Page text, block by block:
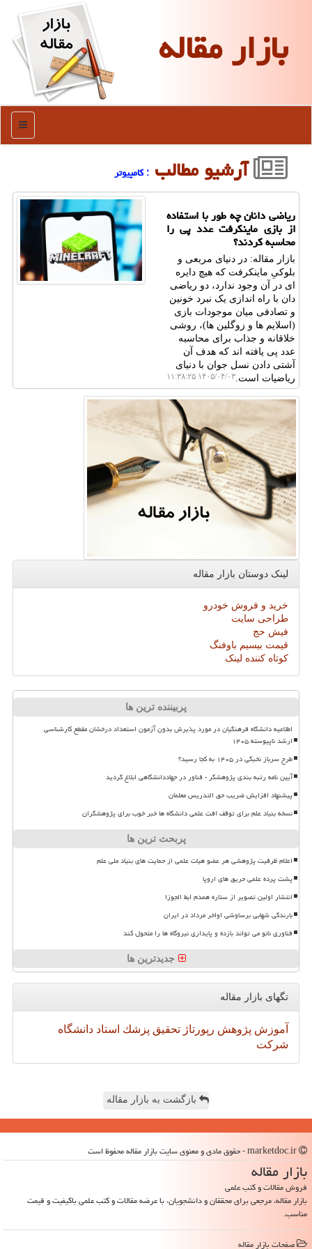
بازار مقاله
منو
آرشیو مطالب : كامپیوتر
ریاضی دانان چه طور با استفاده
از بازی ماینکرفت عدد پی را
محاسبه کردند؟
بازار مقاله: در دنیای مربعی و
بلوکیِ ماینکرفت که هیچ دایره
ای در آن وجود ندارد، دو ریاضی
دان با راه اندازی یک نبرد خونین
و تصادفی میان موجودات بازی
(اسلایم ها و زوگلین ها)، روشی
خلاقانه و جذاب برای محاسبه
عدد پی یافته اند که هدف آن
آشتی دادن نسل جوان با دنیای
ریاضیات است.۱۴۰۵/۰۴/۰۳ ۱۱:۳۸:۲۵
لینک دوستان بازار مقاله
خرید و فروش خودرو
طراحی سایت
فیش حج
قیمت بیسیم باوفنگ
کوتاه کننده لینک
پربیننده ترین ها
اطلاعیه دانشگاه فرهنگیان در مورد پذیرش بدون آزمون استعداد درخشان مقطع کارشناسی
ارشد ناپیوسته ۱۴۰۵
طرح سرباز نخبگی در ۱۴۰۵ به کجا رسید؟
آیین نامه رتبه بندی پژوهشگر - فناور در جهاددانشگاهی ابلاغ گردید
پیشنهاد افزایش ضریب حق التدریس معلمان
نسخه بنیاد علم برای توقف افت علمی دانشگاه ها خبر خوب برای پژوهشگران
پربحث ترین ها
اعلام ظرفیت پژوهشی هر عضو هیات علمی از حمایت های بنیاد ملی علم
پشت پرده علمی حریق های اروپا
انتشار اولین تصویر از ستاره همدم ابط الجوزا
بارندگی شهابی برساوشی اواخر مرداد در ایران
فناوری نانو می تواند بازده و پایداری نیروگاه ها را متحول کند
جدیدترین ها
تگهای بازار مقاله
آموزش پژوهش رپورتاژ تحقیق پزشك استاد دانشگاه
شركت
بازگشت به بازار مقاله
بازار مقاله
فروش مقالات و کتب علمی
بازار مقاله، مرجعی برای محققان و دانشجویان، با عرضه مقالات و کتب علمی باکیفیت و قیمت
مناسب.
صفحات بازار مقاله